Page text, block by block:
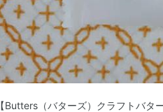
【Butters（バターズ）クラフトバ